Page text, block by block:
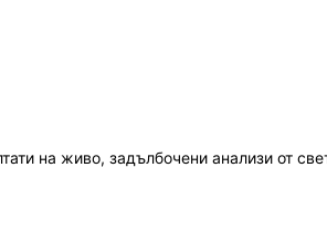
на живо, задълбочени анализи от